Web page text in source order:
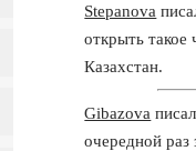
Stepanova
открыть
Казахстан.
Gibazova
очередной раз